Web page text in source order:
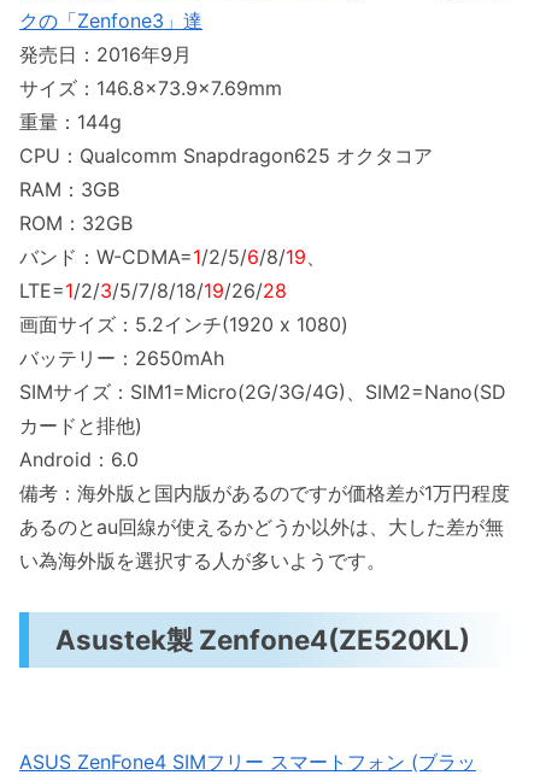
クの「Zenfone3」達
発売日：2016年9月
サイズ：146.8×73.9×7.69mm
重量：144g
CPU：Qualcomm Snapdragon625 オクタコア
RAM：3GB
ROM：32GB
バンド：W-CDMA=1/2/5/6/8/19
LTE=1/2/3/5/7/8/18/19/26/28
画面サイズ：5.2インチ(1920 x 1080)
バッテリー：2650mAh
SIMサイズ：SIM1=Micro(2G/3G/4G)、SIM2=Nano(SD
カードと排他)
Android：6.0
備考：海外版と国内版があるのですが価格差が1万円程度
あるのとau回線が使えるかどうか以外は、大した差が無
い為海外版を選択する人が多いようです。
Asustek製 Zenfone4(ZE520KL)
ASUS ZenFone4 SIMフリー スマートフォン (ブラッ